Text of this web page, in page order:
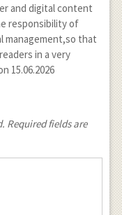
and digital content
responsibility of
management,so that
in a very
15.06.2026
Required fields are